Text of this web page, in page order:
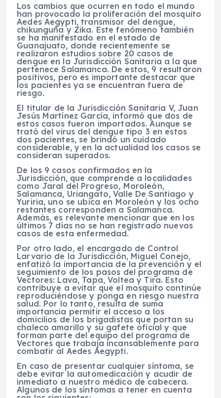
Los cambios que ocurren en todo el mundo
han provocado la proliferación del mosquito
Aedes Aegypti, transmisor del dengue,
chikunguña y Zika. Este fenómeno también
se ha manifestado en el estado de
Guanajuato, donde recientemente se
realizaron estudios sobre 20 casos de
dengue en la Jurisdicción Sanitaria a la que
pertenece Salamanca. De estos, 9 resultaron
positivos, pero es importante destacar que
los pacientes ya se encuentran fuera de
riesgo.
El titular de la Jurisdicción Sanitaria V, Juan
Jesús Martínez García, informó que dos de
estos casos fueron importados. Aunque se
trató del virus del dengue tipo 3 en estos
dos pacientes, se brindó un cuidado
considerable, y en la actualidad los casos se
consideran superados.
De los 9 casos confirmados en la
Jurisdicción, que comprende a localidades
como Jaral del Progreso, Moroleón,
Salamanca, Uriangato, Valle De Santiago y
Yuriria, uno se ubica en Moroleón y los ocho
restantes corresponden a Salamanca.
Además, es relevante mencionar que en los
últimos 7 días no se han registrado nuevos
casos de esta enfermedad.
Por otro lado, el encargado de Control
Larvario de la Jurisdicción, Miguel Conejo,
enfatizó la importancia de la prevención y el
seguimiento de los pasos del programa de
Vectores: Lava, Tapa, Voltea y Tira. Esto
contribuye a evitar que el mosquito continúe
reproduciéndose y ponga en riesgo nuestra
salud. Por lo tanto, resulta de suma
importancia permitir el acceso a los
domicilios de los brigadistas que portan su
chaleco amarillo y su gafete oficial y que
forman parte del equipo del programa de
Vectores que trabaja incansablemente para
combatir al Aedes Aegypti.
En caso de presentar cualquier síntoma, se
debe evitar la automedicación y acudir de
inmediato a nuestro médico de cabecera.
Algunos de los síntomas a tener en cuenta